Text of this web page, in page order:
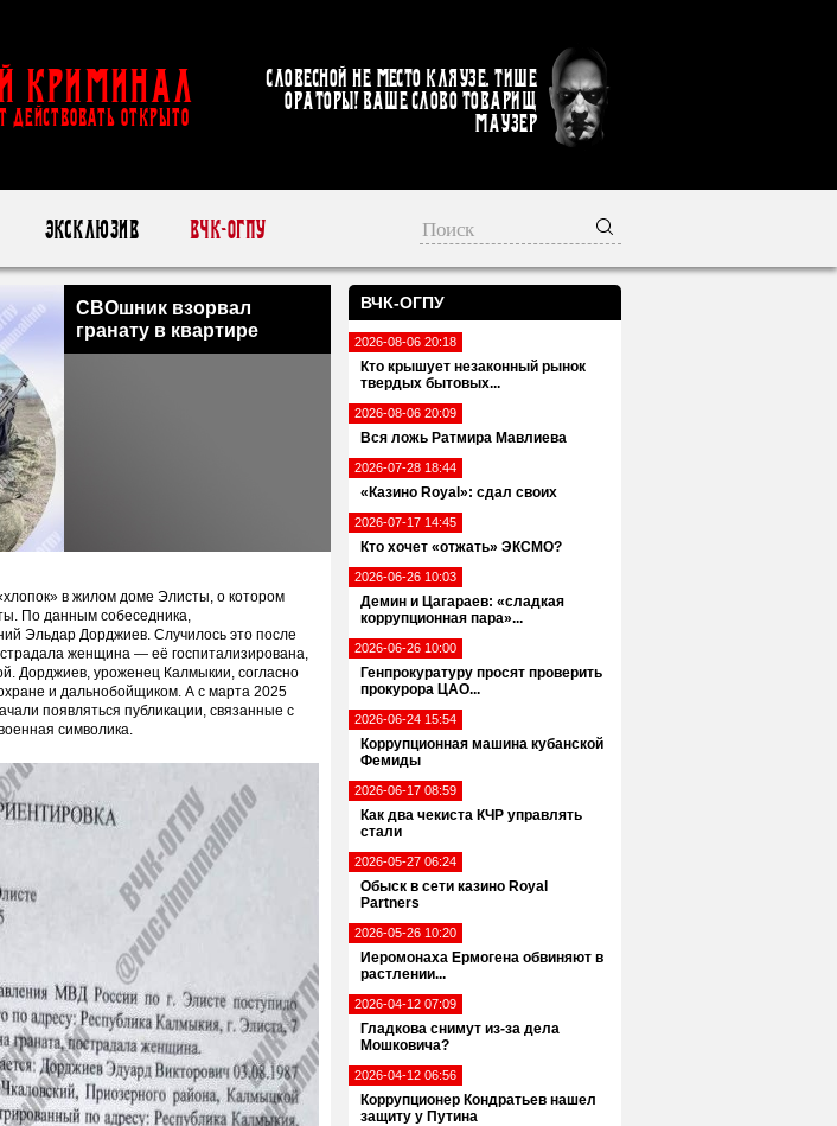
Криминал
ДЕЙСТВОВАТЬ ОТКРЫТО
Словесной не место кляузе. Тише
ораторы! Ваше слово товарищ
Маузер
Эксклюзив ВЧК-ОГПУ
ВЧК-ОГПУ
2026-08-06 20:18
Кто крышует незаконный рынок
твердых бытовых...
2026-08-06 20:09
Вся ложь Ратмира Мавлиева
2026-07-28 18:44
«Казино Royal»: сдал своих
2026-07-17 14:45
Кто хочет «отжать» ЭКСМО?
2026-06-26 10:03
Демин и Цагараев: «сладкая
коррупционная пара»...
2026-06-26 10:00
Генпрокуратуру просят проверить
прокурора ЦАО...
2026-06-24 15:54
Коррупционная машина кубанской
Фемиды
2026-06-17 08:59
Как два чекиста КЧР управлять
стали
2026-05-27 06:24
Обыск в сети казино Royal
Partners
2026-05-26 10:20
Иеромонаха Ермогена обвиняют в
растлении...
2026-04-12 07:09
Гладкова снимут из-за дела
Мошковича?
2026-04-12 06:56
Коррупционер Кондратьев нашел
защиту у Путина
СВОшник взорвал
гранату в квартире
в жилом доме Элисты, о котором
По данным собеседника,
Эльдар Дорджиев. Случилось это после
женщина — её госпитализирована,
Дорджиев, уроженец Калмыкии, согласно
и дальнобойщиком. А с марта 2025
появляться публикации, связанные с
символика.